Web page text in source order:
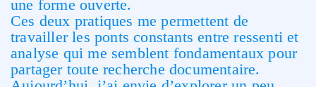
une forme ouverte.
Ces deux pratiques me permettent de
travailler les ponts constants entre ressenti et
analyse qui me semblent fondamentaux pour
partager toute recherche documentaire.